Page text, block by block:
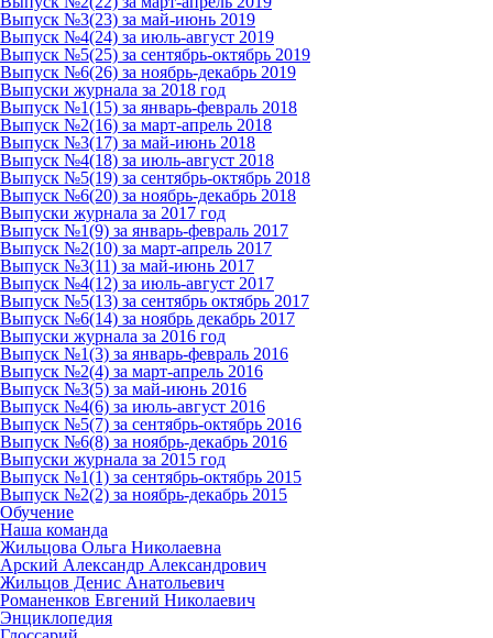
Выпуск №3(23) за май-июнь 2019
Выпуск №4(24) за июль-август 2019
Выпуск №5(25) за сентябрь-октябрь 2019
Выпуск №6(26) за ноябрь-декабрь 2019
Выпуски журнала за 2018 год
Выпуск №1(15) за январь-февраль 2018
Выпуск №2(16) за март-апрель 2018
Выпуск №3(17) за май-июнь 2018
Выпуск №4(18) за июль-август 2018
Выпуск №5(19) за сентябрь-октябрь 2018
Выпуск №6(20) за ноябрь-декабрь 2018
Выпуски журнала за 2017 год
Выпуск №1(9) за январь-февраль 2017
Выпуск №2(10) за март-апрель 2017
Выпуск №3(11) за май-июнь 2017
Выпуск №4(12) за июль-август 2017
Выпуск №5(13) за сентябрь октябрь 2017
Выпуск №6(14) за ноябрь декабрь 2017
Выпуски журнала за 2016 год
Выпуск №1(3) за январь-февраль 2016
Выпуск №2(4) за март-апрель 2016
Выпуск №3(5) за май-июнь 2016
Выпуск №4(6) за июль-август 2016
Выпуск №5(7) за сентябрь-октябрь 2016
Выпуск №6(8) за ноябрь-декабрь 2016
Выпуски журнала за 2015 год
Выпуск №1(1) за сентябрь-октябрь 2015
Выпуск №2(2) за ноябрь-декабрь 2015
Обучение
Наша команда
Жильцова Ольга Николаевна
Арский Александр Александрович
Жильцов Денис Анатольевич
Романенков Евгений Николаевич
Энциклопедия